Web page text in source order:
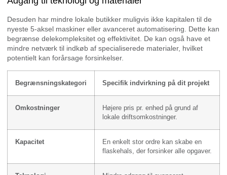
Desuden har mindre lokale butikker muligvis ikke kapitalen til de
nyeste 5-aksel maskiner eller avanceret automatisering. Dette kan
begrænse delekompleksitet og effektivitet. De kan også have et
mindre netværk til indkøb af specialiserede materialer, hvilket
potentielt kan forårsage forsinkelser.
Begrænsningskategori Specifik indvirkning på dit projekt
Omkostninger
Højere pris pr. enhed på grund af
lokale driftsomkostninger.
Kapacitet
En enkelt stor ordre kan skabe en
flaskehals, der forsinker alle opgaver.